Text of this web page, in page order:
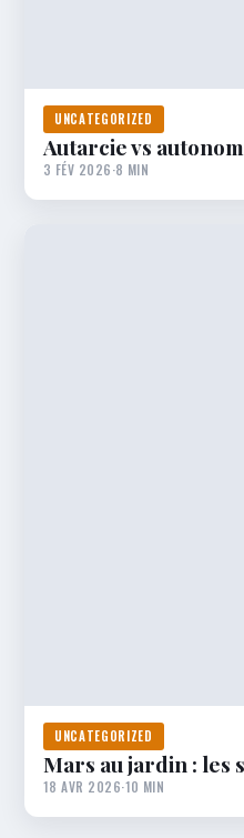
UNCATEGORIZED
Autarcie vs
3 FÉV 2026·8 MIN
UNCATEGORIZED
Mars au jardin : les
18 AVR 2026·10 MIN